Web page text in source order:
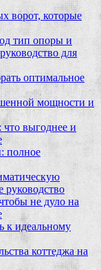
ворот, которые
тип опоры и
для
оптимальное
мощности и
что выгоднее и
полное
руководство
не дуло на
к идеальному
коттеджа на